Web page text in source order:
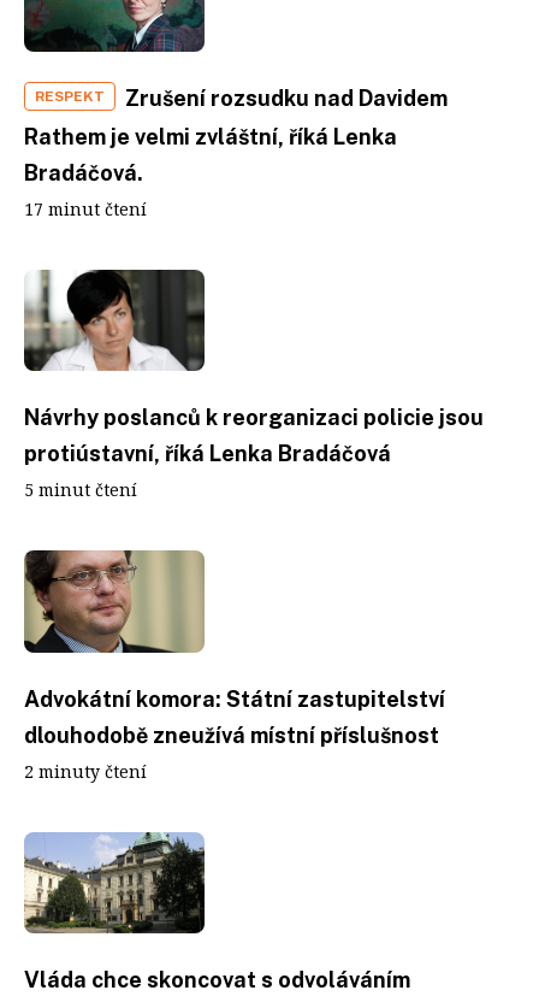
RESPEKT
Zrušení rozsudku nad Davidem
Rathem je velmi zvláštní, říká Lenka
Bradáčová.
17 minut čtení
Návrhy poslanců k reorganizaci policie jsou
protiústavní, říká Lenka Bradáčová
5 minut čtení
Advokátní komora: Státní zastupitelství
dlouhodobě zneužívá místní příslušnost
2 minuty čtení
Vláda chce skoncovat s odvoláváním